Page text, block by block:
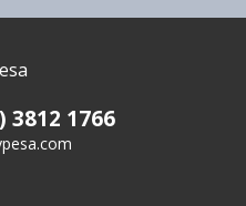
3812 1766